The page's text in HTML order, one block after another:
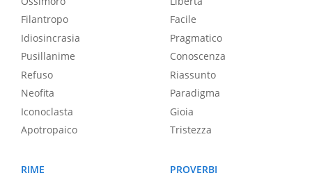
Filantropo
Idiosincrasia
Pusillanime
Refuso
Neofita
Iconoclasta
Apotropaico
Facile
Pragmatico
Conoscenza
Riassunto
Paradigma
Gioia
Tristezza
RIME
PROVERBI